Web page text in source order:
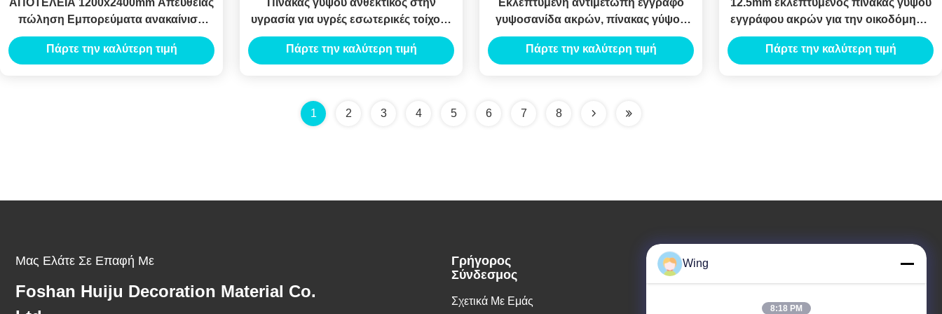
ΑΠΟΤΕΛΕΙΑ 1200x2400mm Απευθείας
πώληση Εμπορεύματα ανακαίνιση
κτιρίων ξυλοπετρώματος γύψος
πλακέτο πλακέτο
Πάρτε την καλύτερη τιμή
Πίνακας γύψου ανθεκτικός στην
υγρασία για υγρές εσωτερικές τοίχους
και οροφές
Πάρτε την καλύτερη τιμή
Εκλεπτυμένη αντιμέτωπη έγγραφο
γυψοσανίδα ακρών, πίνακας γύψου
12,5 χιλ. για το χώρισμα ξηρών τοίχων
Πάρτε την καλύτερη τιμή
12.5mm εκλεπτυμένος πίνακας γύψου
εγγράφου ακρών για την οικοδόμηση
του ανώτατου συστήματος
Πάρτε την καλύτερη τιμή
1 2 3 4 5 6 7 8
Μας Ελάτε Σε Επαφή Με
Foshan Huiju Decoration Material Co.
Γρήγορος
Σύνδεσμος
Σχετικά Με Εμάς
Η Διεύθυνσή Μας
Διεύθυνση Εταιρείας
Διεθνές Κτήριο Weiye, Δρόμος Yixian, Κωμόπολη Του Δαλιού,
Wing
8:18 PM